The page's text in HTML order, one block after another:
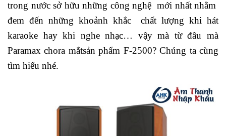
trong nước sở hữu những công nghệ mới nhất nhằm
đem đến những khoảnh khắc chất lượng khi hát
karaoke hay khi nghe nhạc… vậy mà từ đâu mà
Paramax chora mắtsản phẩm F-2500? Chúng ta cùng
tìm hiểu nhé.